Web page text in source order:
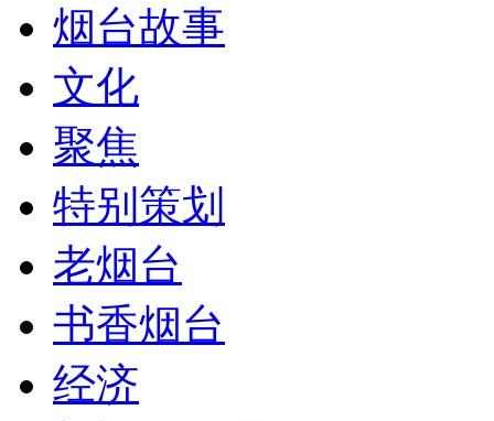
烟台故事
文化
聚焦
特别策划
老烟台
书香烟台
经济